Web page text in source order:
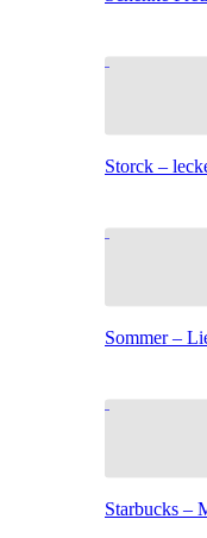
Storck –
Sommer –
Starbucks –